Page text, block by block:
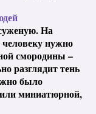
На
человеку нужно
смородины –
разглядит тень
было
миниатюрной,